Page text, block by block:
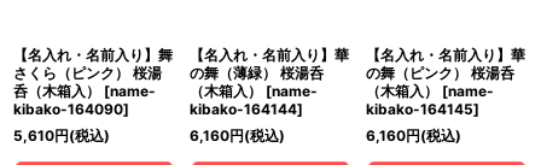
【名入れ・名前入り】舞
さくら（ピンク） 桜湯
呑（木箱入）
[name-
kibako-164090]
5,610円(税込)
【名入れ・名前入り】華
の舞（薄緑） 桜湯呑
（木箱入）
[name-
kibako-164144]
6,160円(税込)
【名入れ・名前入り】華
の舞（ピンク） 桜湯呑
（木箱入）
[name-
kibako-164145]
6,160円(税込)